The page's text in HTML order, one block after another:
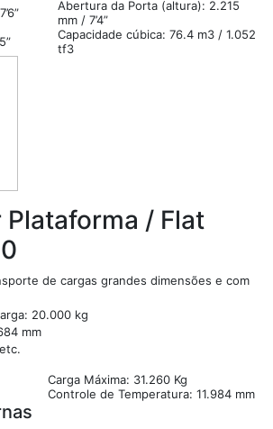
Abertura da Porta (altura): 2.215
mm / 7’4”
Capacidade cúbica: 76.4 m3 / 1.052
tf3
/ Flat
de cargas grandes dimensões e com
20.000 kg
mm
Carga Máxima: 31.260 Kg
Controle de Temperatura: 11.984 mm